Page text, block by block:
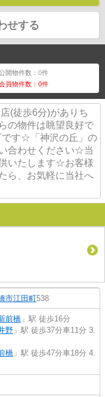
せする
開物件数：0件
員物件数：0件
(徒歩6分)がありち
の物件は眺望良好で
す☆「神沢の丘」の
合わせください☆当
いたします☆お客様
ら、お気軽に当社へ
市江田町538
前橋 」駅 徒歩16分
野 」駅 徒歩37分車11分 3.
橋 」駅 徒歩47分車18分 4.